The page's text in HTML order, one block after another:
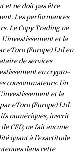
et ne doit pas être
Les performances
Le Copy Trading ne
et la
eToro (Europe) Ltd en
de services
en crypto-
consommateurs. Un
et la
eToro (Europe) Ltd.
numériques, inscrit
CFD, ne fait aucune
quant à l’exactitude
dans cette